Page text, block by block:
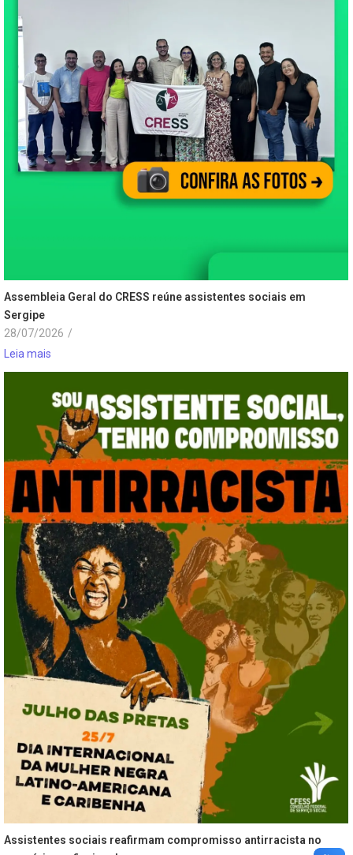
Assembleia Geral do CRESS reúne assistentes sociais em
Sergipe
28/07/2026 /
Leia mais
Assistentes sociais reafirmam compromisso antirracista no